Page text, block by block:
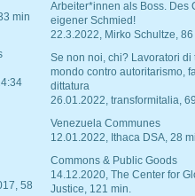
min
58
Arbeiter*innen als Boss. Des
eigener Schmied!
22.3.2022, Mirko Schultze, 86
Se non noi, chi? Lavoratori di
mondo contro autoritarismo,
dittatura
26.01.2022, transformitalia,
Venezuela Communes
12.01.2022, Ithaca DSA, 28
Commons & Public Goods
14.12.2020, The Center for
Justice, 121 min.